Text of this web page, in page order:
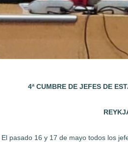
4ª CUMBRE DE JEFES DE
El pasado 16 y 17 de mayo todos los